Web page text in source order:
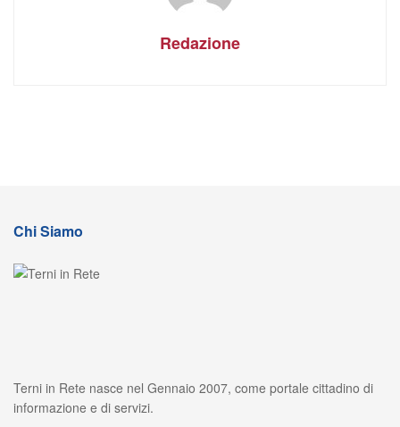
Redazione
Chi Siamo
Terni in Rete nasce nel Gennaio 2007, come portale cittadino di
informazione e di servizi.